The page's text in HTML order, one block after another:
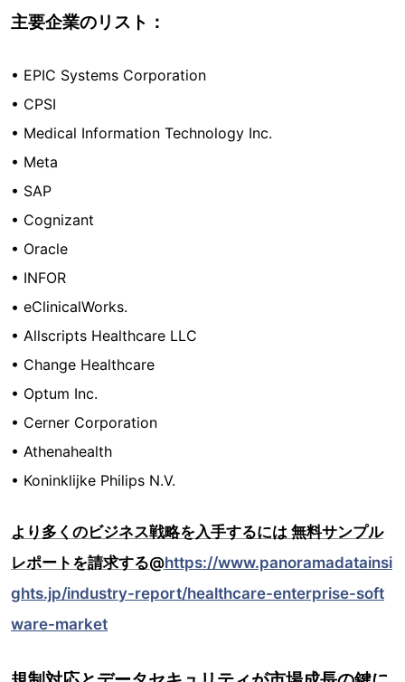
主要企業のリスト：
• EPIC Systems Corporation
• CPSI
• Medical Information Technology Inc.
• Meta
• SAP
• Cognizant
• Oracle
• INFOR
• eClinicalWorks.
• Allscripts Healthcare LLC
• Change Healthcare
• Optum Inc.
• Cerner Corporation
• Athenahealth
• Koninklijke Philips N.V.
より多くのビジネス戦略を入手するには 無料サンプル
レポートを請求する@https://www.panoramadatainsi
ghts.jp/industry-report/healthcare-enterprise-soft
ware-market